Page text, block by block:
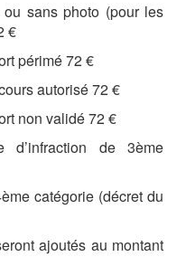
sans photo (pour les
€
périmé 72 €
autorisé 72 €
non validé 72 €
de 3ème
catégorie (décret du
ajoutés au montant